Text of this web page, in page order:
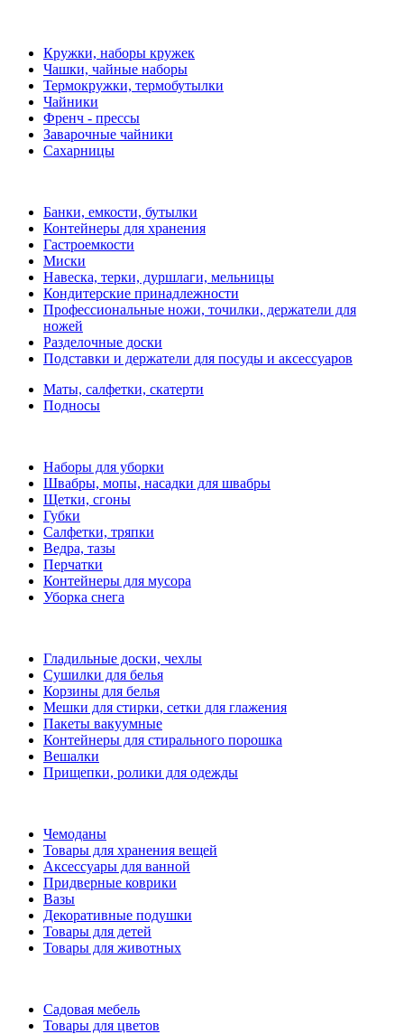
Кружки, наборы кружек
Чашки, чайные наборы
Термокружки, термобутылки
Чайники
Френч - прессы
Заварочные чайники
Сахарницы
Банки, емкости, бутылки
Контейнеры для хранения
Гастроемкости
Миски
Навеска, терки, дуршлаги, мельницы
Кондитерские принадлежности
Профессиональные ножи, точилки, держатели для
ножей
Разделочные доски
Подставки и держатели для посуды и аксессуаров
Маты, салфетки, скатерти
Подносы
Наборы для уборки
Швабры, мопы, насадки для швабры
Щетки, сгоны
Губки
Салфетки, тряпки
Ведра, тазы
Перчатки
Контейнеры для мусора
Уборка снега
Гладильные доски, чехлы
Сушилки для белья
Корзины для белья
Мешки для стирки, сетки для глажения
Пакеты вакуумные
Контейнеры для стирального порошка
Вешалки
Прищепки, ролики для одежды
Чемоданы
Товары для хранения вещей
Аксессуары для ванной
Придверные коврики
Вазы
Декоративные подушки
Товары для детей
Товары для животных
Садовая мебель
Товары для цветов